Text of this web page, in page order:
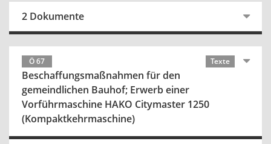
2 Dokumente
Ö 67 Texte
Beschaffungsmaßnahmen für den
gemeindlichen Bauhof; Erwerb einer
Vorführmaschine HAKO Citymaster 1250
(Kompaktkehrmaschine)